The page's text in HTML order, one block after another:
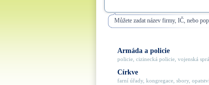
Můžete zadat název firmy, IČ, nebo
Armáda a policie
policie, cizinecká policie, vojenská
Církve
farní úřady, kongregace, sbory,